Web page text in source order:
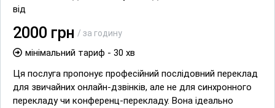
від
2000 грн / за годину
мінімальний тариф - 30 хв
Ця послуга пропонує професійний послідовний переклад
для звичайних онлайн-дзвінків, але не для синхронного
перекладу чи конференц-перекладу. Вона ідеально